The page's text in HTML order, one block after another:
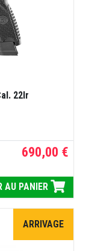
22lr
690,00 €
AU PANIER
ARRIVAGE